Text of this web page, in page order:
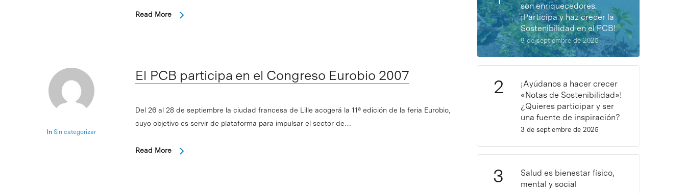
Intro para buscar o ESC per cerrar
Read More
In Sin categorizar
El PCB participa en el Congreso Eurobio 2007
Del 26 al 28 de septiembre la ciudad francesa de Lille acogerá la 11ª edición de la feria Eurobio,
cuyo objetivo es servir de plataforma para impulsar el sector de…
Read More
son enriquecedores.
¡Participa y haz crecer la
Sostenibilidad en el PCB!
9 de septiembre de 2025
¡Ayúdanos a hacer crecer
«Notas de Sostenibilidad»!
¿Quieres participar y ser
una fuente de inspiración?
3 de septiembre de 2025
Salud es bienestar físico,
mental y social